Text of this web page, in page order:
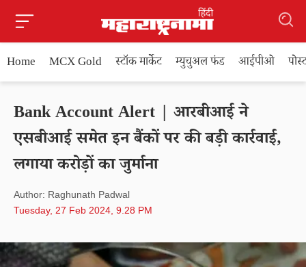
Home MCX Gold स्टॉक मार्केट म्युचुअल फंड आईपीओ
Bank Account Alert | आरबीआई ने
एसबीआई समेत इन बैंकों पर की बड़ी कार्रवाई,
लगाया करोड़ों का जुर्माना
Author: Raghunath Padwal
Tuesday, 27 Feb 2024, 9.28 PM